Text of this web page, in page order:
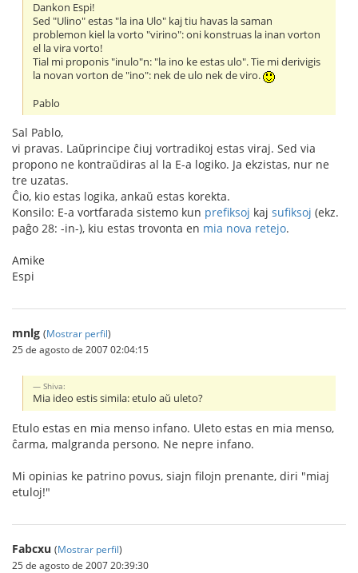
Dankon Espi!
Sed "Ulino" estas "la ina Ulo" kaj tiu havas la saman
problemon kiel la vorto "virino": oni konstruas la inan vorton
el la vira vorto!
Tial mi proponis "inulo"n: "la ino ke estas ulo". Tie mi derivigis
la novan vorton de "ino": nek de ulo nek de viro.
Pablo
Sal Pablo,
vi pravas. Laŭprincipe ĉiuj vortradikoj estas viraj. Sed via
propono ne kontraŭdiras al la E-a logiko. Ja ekzistas, nur ne
tre uzatas.
Ĉio, kio estas logika, ankaŭ estas korekta.
Konsilo: E-a vortfarada sistemo kun prefiksoj kaj sufiksoj (ekz.
paĝo 28: -in-), kiu estas trovonta en mia nova retejo.
Amike
Espi
mnlg (Mostrar perfil)
25 de agosto de 2007 02:04:15
Shiva:
Mia ideo estis simila: etulo aŭ uleto?
Etulo estas en mia menso infano. Uleto estas en mia menso,
ĉarma, malgranda persono. Ne nepre infano.
Mi opinias ke patrino povus, siajn filojn prenante, diri "miaj
etuloj!"
Fabcxu (Mostrar perfil)
25 de agosto de 2007 20:39:30